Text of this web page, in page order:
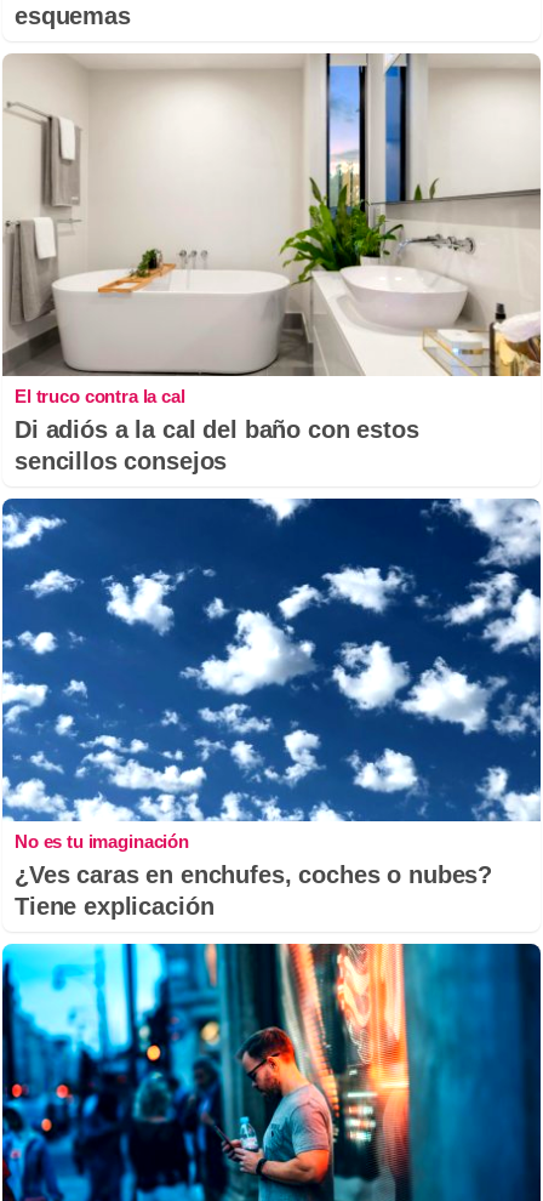
esquemas
El truco contra la cal
Di adiós a la cal del baño con estos
sencillos consejos
No es tu imaginación
¿Ves caras en enchufes, coches o nubes?
Tiene explicación